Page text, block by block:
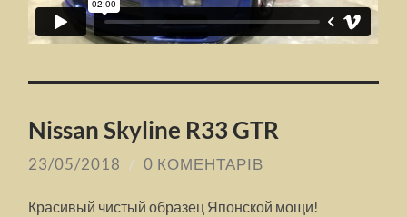
Nissan Skyline R33 GTR
23/05/2018 / 0 КОМЕНТАРІВ
Красивый чистый образец Японской мощи!